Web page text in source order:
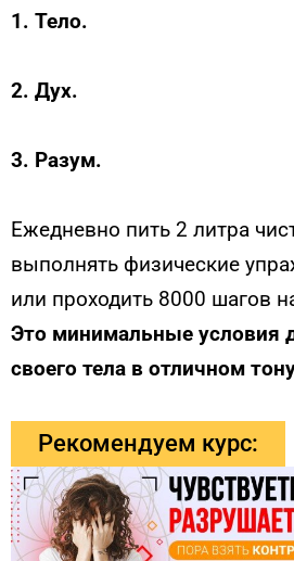
1. Тело.
2. Дух.
3. Разум.
Ежедневно пить 2 литра
выполнять физические
или проходить 8000 шагов
Это минимальные условия
своего тела в отличном
Рекомендуем курс: